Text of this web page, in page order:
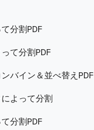
分割PDF
て分割PDF
バイン＆並べ替えPDF
よって分割
分割PDF